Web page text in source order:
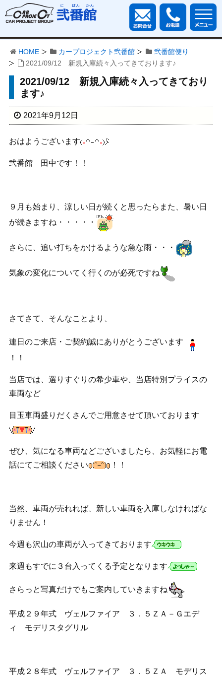
HOME カープロジェクト弐番館
弐番館便り
2021/09/12 新規入庫続々入ってきております♪
2021/09/12 新規入庫続々入ってきており
ます♪
2021年9月12日
おはようございます
弐番館 田中です！！
９月も始まり、涼しい日が続くと思ったらまた、暑い日
が続きますね・・・・・
さらに、追い打ちをかけるような急な雨・・・
気象の変化についてく行くのが必死ですね
さてさて、そんなことより、
連日のご来店・ご契約誠にありがとうございます
！！
当店では、選りすぐりの希少車や、当店特別プライスの
車両など
目玉車両盛りだくさんでご用意させて頂いております
ぜひ、気になる車両などございましたら、お気軽にお電
話にてご相談ください
！！
当然、車両が売れれば、新しい車両を入庫しなければな
りません！
今週も沢山の車両が入ってきております
来週もすでに３台入ってくる予定となります
さらっと写真だけでもご案内していきますね
平成２９年式 ヴェルファイア ３．５ＺＡ－Ｇエデ
ィ モデリスタグリル
平成２８年式 ヴェルファイア ３．５ＺＡ モデリス